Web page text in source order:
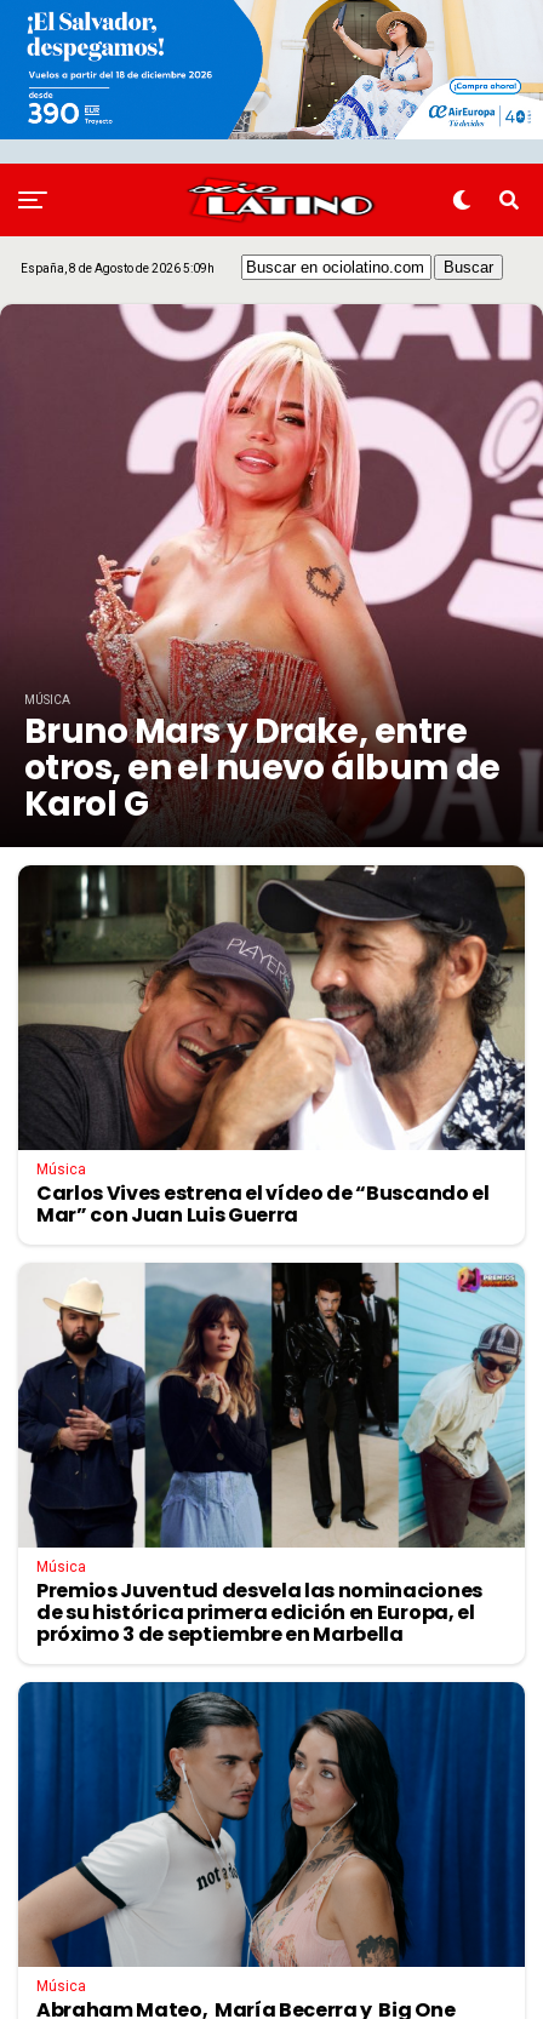
España, 8 de Agosto de 2026 5:09h
MÚSICA
Bruno Mars y Drake, entre
otros, en el nuevo álbum de
Karol G
Música
Carlos Vives estrena el vídeo de “Buscando el
Mar” con Juan Luis Guerra
Música
Premios Juventud desvela las nominaciones
de su histórica primera edición en Europa, el
próximo 3 de septiembre en Marbella
Música
Abraham Mateo, María Becerra y Big One